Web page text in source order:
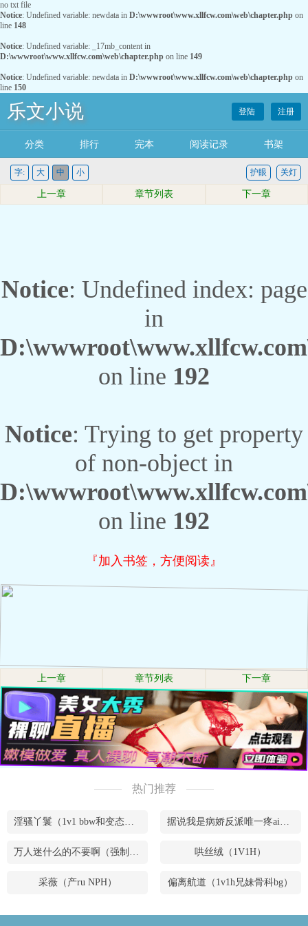
no txt file
Notice: Undefined variable: newdata in D:\wwwroot\www.xllfcw.com\web\chapter.php on
line 148
Notice: Undefined variable: _17mb_content in
D:\wwwroot\www.xllfcw.com\web\chapter.php on line 149
Notice: Undefined variable: newdata in D:\wwwroot\www.xllfcw.com\web\chapter.php on
line 150
乐文小说 登陆 注册
分类 排行 完本 阅读记录 书架
字: 大 中 小 关灯
护眼
上一章 章节列表 下一章
Notice: Undefined index: page
in
on line 192
Notice: Trying to get property
of non-object in
on line 192
『加入书签，方便阅读』
上一章 章节列表 下一章
热门推荐
淫骚丫鬟（1v1 bbw和变态腹黑男） 据说我是病娇反派唯一疼ai的妹妹（兄妹骨）
万人迷什么的不要啊（强制NPH） 哄丝绒（1V1H）
采薇（产ru NPH） 偏离航道（1v1h兄妹骨科bg）